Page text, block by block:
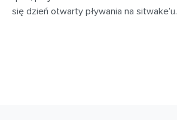
się dzień otwarty pływania na sitwake’u.